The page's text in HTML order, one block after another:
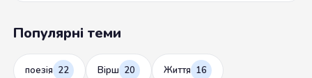
Популярні теми
поезія 22 Вірш 20 Життя 16